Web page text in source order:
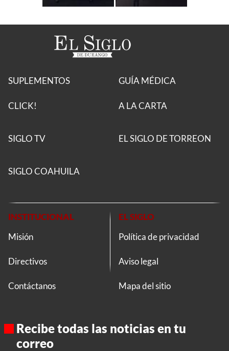
SUPLEMENTOS
CLICK!
GUÍA MÉDICA
A LA CARTA
SIGLO TV EL SIGLO DE TORREON
SIGLO COAHUILA
INSTITUCIONAL
Misión
Directivos
Contáctanos
EL SIGLO
Política de privacidad
Aviso legal
Mapa del sitio
Recibe todas las noticias en tu
correo